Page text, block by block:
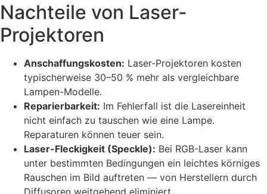
Nachteile von Laser-
Projektoren
Anschaffungskosten: Laser-Projektoren kosten
typischerweise 30–50 % mehr als vergleichbare
Lampen-Modelle.
Reparierbarkeit: Im Fehlerfall ist die Lasereinheit
nicht einfach zu tauschen wie eine Lampe.
Reparaturen können teuer sein.
Laser-Fleckigkeit (Speckle): Bei RGB-Laser kann
unter bestimmten Bedingungen ein leichtes körniges
Rauschen im Bild auftreten — von Herstellern durch